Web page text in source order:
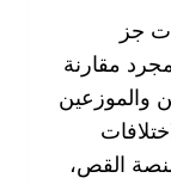
جز
مقارنة
والموزعين
القص،